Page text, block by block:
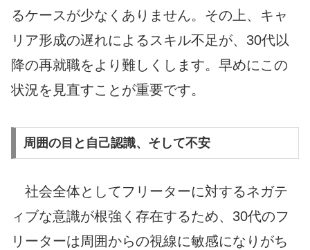
るケースが少なくありません。その上、キャ
リア形成の遅れによるスキル不足が、30代以
降の再就職をより難しくします。早めにこの
状況を見直すことが重要です。
周囲の目と自己認識、そして不安
社会全体としてフリーターに対するネガテ
ィブな意識が根強く存在するため、30代のフ
リーターは周囲からの視線に敏感になりがち